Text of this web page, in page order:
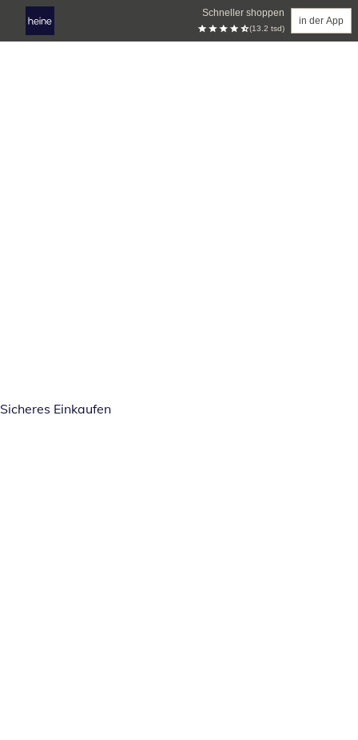
Schneller shoppen
(13.2 tsd)
in der App
Sicheres Einkaufen